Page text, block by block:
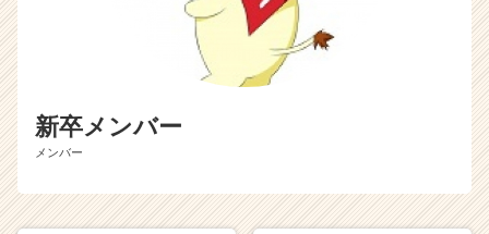
新卒メンバー
メンバー